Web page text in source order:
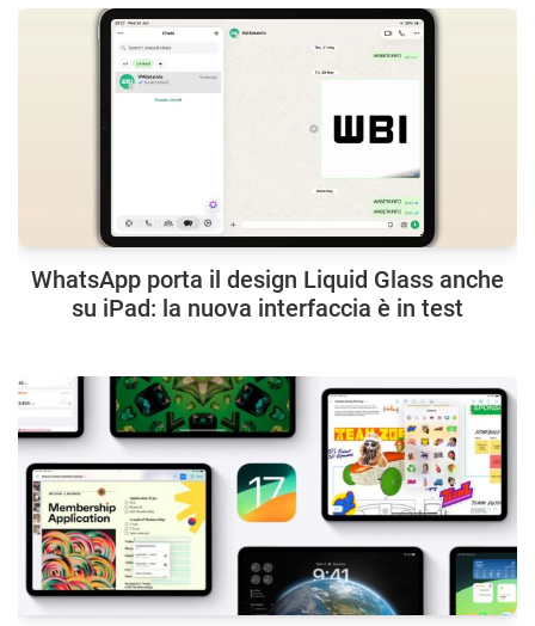
WhatsApp porta il design Liquid Glass anche
su iPad: la nuova interfaccia è in test